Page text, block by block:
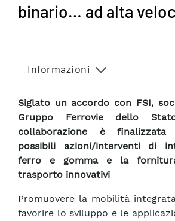
binario… ad alta
Informazioni
Siglato un accordo con FSI,
Gruppo Ferrovie dello
collaborazione è finalizzata
possibili azioni/interventi di
ferro e gomma e la
trasporto innovativi
Promuovere la mobilità
favorire lo sviluppo e le